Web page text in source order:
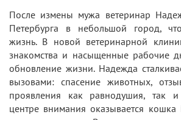
После измены мужа ветеринар
Петербурга в небольшой город,
жизнь. В новой ветеринарной
знакомства и насыщенные рабочие
обновление жизни. Надежда
вызовами: спасение животных,
проявления как равнодушия, так и
центре внимания оказывается кошка